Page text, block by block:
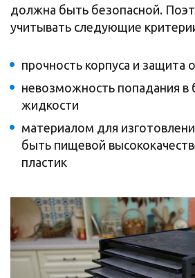
должна быть безопасной.
учитывать следующие
прочность корпуса и защита
невозможность попадания в
жидкости
материалом для
быть пищевой
пластик